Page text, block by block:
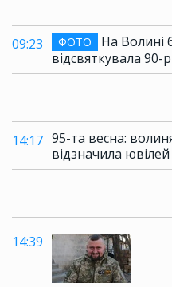
09:23 ФОТО
На Волині
відсвяткувала 90-
14:17 95-та весна:
відзначила ювілей
14:39